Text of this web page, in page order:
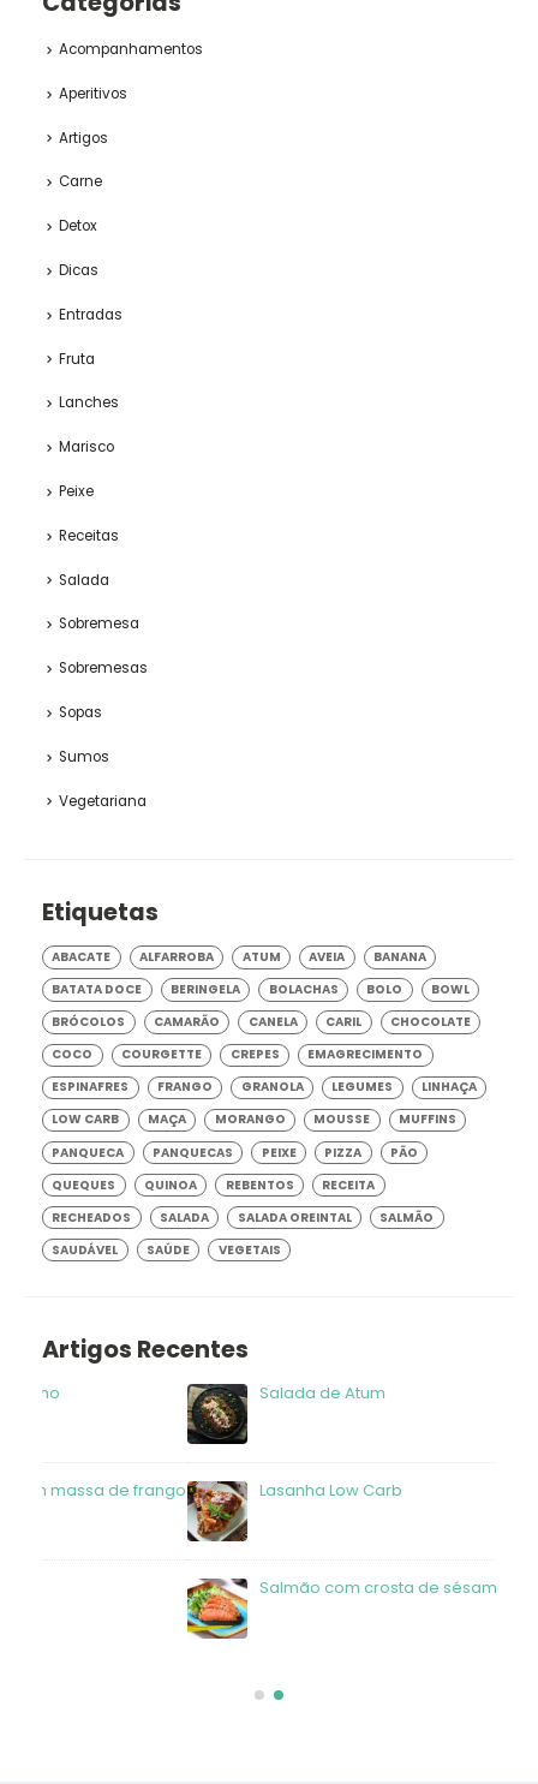
Acompanhamentos
Aperitivos
Artigos
Carne
Detox
Dicas
Entradas
Fruta
Lanches
Marisco
Peixe
Receitas
Salada
Sobremesa
Sobremesas
Sopas
Sumos
Vegetariana
Etiquetas
ABACATE ALFARROBA ATUM AVEIA
BANANA
BATATA DOCE
BERINGELA BOLACHAS BOLO
BOWL
BRÓCOLOS
CAMARÃO CANELA CARIL
CHOCOLATE
COCO
COURGETTE CREPES
EMAGRECIMENTO
ESPINAFRES
FRANGO GRANOLA LEGUMES
LINHAÇA
LOW CARB
MAÇA MORANGO MOUSSE
MUFFINS
PANQUECA
PANQUECAS PEIXE PIZZA
PÃO
QUEQUES
QUINOA REBENTOS
RECEITA
RECHEADOS
SALADA SALADA OREINTAL
SALMÃO
SAUDÁVEL
SAÚDE VEGETAIS
Artigos Recentes
Salada de Atum
Lasanha Low Carb
Salmão com crosta de sésamo